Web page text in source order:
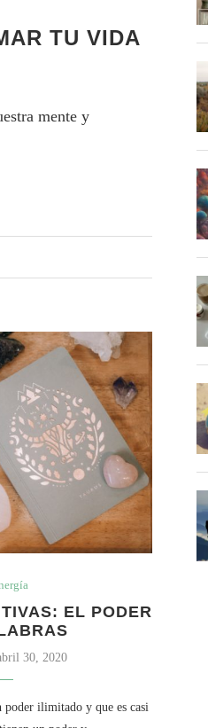
TU VIDA
mente y
EL PODER
30, 2020
poder ilimitado y que es casi